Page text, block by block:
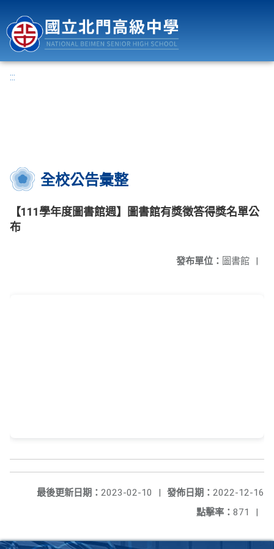
:::
全校公告彙整
【111學年度圖書館週】圖書館有獎徵答得獎名單公
布
發布單位： 圖書館 |
發佈日期： 2022-12-16
最後更新日期： 2023-02-10
|
點擊率： 871 |